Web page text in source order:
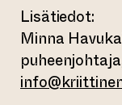
Lisätiedot:
Minna